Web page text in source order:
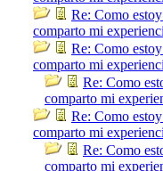
Re: Como
comparto mi
Re: Como
comparto mi
Re: Como
comparto mi
Re: Como
comparto mi
Re: Como
comparto mi